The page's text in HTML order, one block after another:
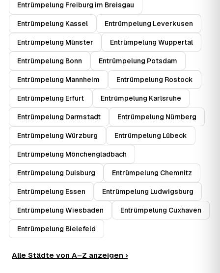
Entrümpelung Freiburg im Breisgau
Entrümpelung Kassel Entrümpelung Leverkusen
Entrümpelung Münster Entrümpelung Wuppertal
Entrümpelung Bonn Entrümpelung Potsdam
Entrümpelung Mannheim Entrümpelung Rostock
Entrümpelung Erfurt Entrümpelung Karlsruhe
Entrümpelung Darmstadt Entrümpelung Nürnberg
Entrümpelung Würzburg Entrümpelung Lübeck
Entrümpelung Mönchengladbach
Entrümpelung Duisburg Entrümpelung Chemnitz
Entrümpelung Essen Entrümpelung Ludwigsburg
Entrümpelung Wiesbaden Entrümpelung Cuxhaven
Entrümpelung Bielefeld
Alle Städte von A–Z anzeigen ›